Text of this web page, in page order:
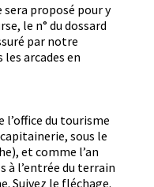
sera proposé pour y
le n° du dossard
par notre
les arcades en
l’office du tourisme
sous le
et comme l’an
à l’entrée du terrain
Suivez le fléchage.